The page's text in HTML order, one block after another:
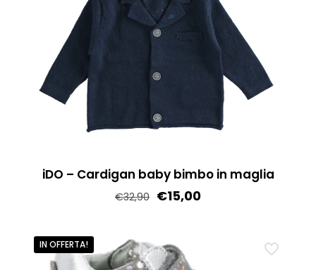
più
varianti.
possono
scelte
del
prodotto
iDO – Cardigan baby bimbo in maglia
€32,90 €15,00
prodotto
ha
IN OFFERTA!